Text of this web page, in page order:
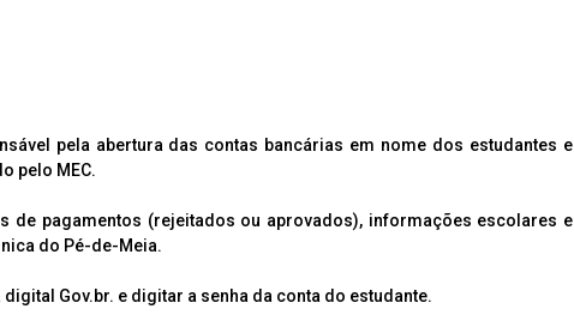
pela abertura das contas bancárias em nome dos estudantes e
pelo MEC.
de pagamentos (rejeitados ou aprovados), informações escolares e
do Pé-de-Meia.
Gov.br. e digitar a senha da conta do estudante.